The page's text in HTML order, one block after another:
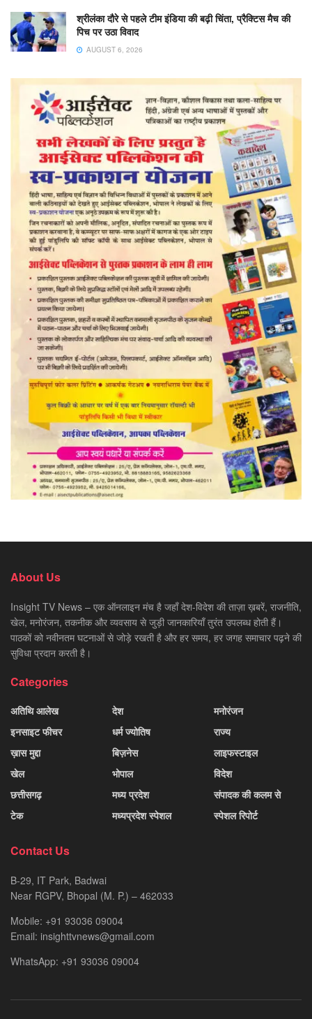
श्रीलंका दौरे से पहले टीम इंडिया की बढ़ी चिंता, प्रैक्टिस मैच की
पिच पर उठा विवाद
AUGUST 6, 2026
About Us
Insight TV News – एक ऑनलाइन मंच है जहाँ देश-विदेश की ताज़ा ख़बरें, राजनीति,
खेल, मनोरंजन, तकनीक और व्यवसाय से जुड़ी जानकारियाँ तुरंत उपलब्ध होती हैं।
पाठकों को नवीनतम घटनाओं से जोड़े रखती है और हर समय, हर जगह समाचार पढ़ने की
सुविधा प्रदान करती है।
Categories
अतिथि आलेख
इनसाइट फीचर
ख़ास मुद्दा
खेल
छत्तीसगढ़
टेक
देश
धर्म ज्योतिष
बिज़नेस
भोपाल
मध्य प्रदेश
मध्यप्रदेश स्पेशल
मनोरंजन
राज्य
लाइफस्टाइल
विदेश
संपादक की कलम से
स्पेशल रिपोर्ट
Contact Us
B-29, IT Park, Badwai
Near RGPV, Bhopal (M. P.) – 462033
Mobile: +91 93036 09004
Email: insighttvnews@gmail.com
WhatsApp: +91 93036 09004